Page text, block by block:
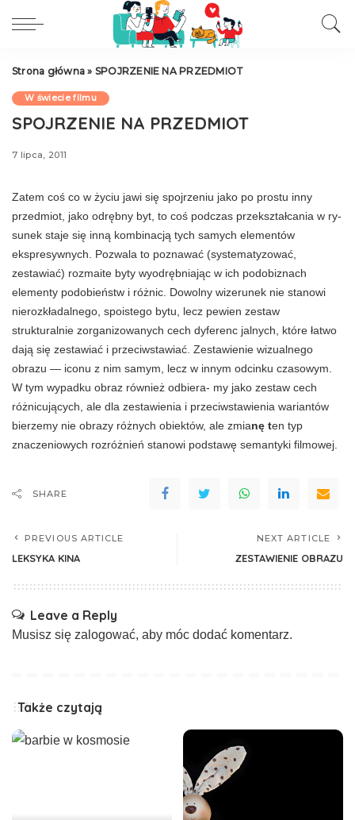
Strona główna » SPOJRZENIE NA PRZEDMIOT
W świecie filmu
SPOJRZENIE NA PRZEDMIOT
7 lipca, 2011
Zatem coś co w życiu jawi się spoj­rzeniu jako po prostu inny
przedmiot, jako od­rębny byt, to coś podczas przekształcania w ry­
sunek staje się inną kombinacją tych samych elementów
ekspresywnych. Pozwala to pozna­wać (systematyzować,
zestawiać) rozmaite byty wyodrębniając w ich podobiznach
elementy po­dobieństw i różnic. Dowolny wizerunek nie stanowi
nierozkładalnego, spoistego bytu, lecz pewien zestaw
strukturalnie zorganizowanych cech dyferenc jalnych, które łatwo
dają się zestawiać i przeciwstawiać. Zestawienie wizualnego
obrazu — iconu z nim samym, lecz w innym odcinku czaso­wym.
W tym wypadku obraz również odbiera- my jako zestaw cech
różnicujących, ale dla zestawienia i przeciwstawienia wariantów
bie­rzemy nie obrazy różnych obiektów, ale zmia­nę ten typ
znaczeniowych rozróżnień stanowi podstawę semantyki filmowej.
SHARE
PREVIOUS ARTICLE
LEKSYKA KINA
NEXT ARTICLE
ZESTAWIENIE OBRAZU
Leave a Reply
Musisz się zalogować, aby móc dodać komentarz.
Także czytają